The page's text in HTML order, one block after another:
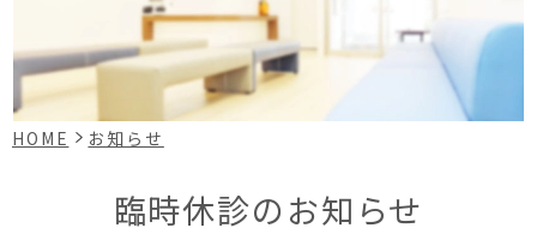
HOME お知らせ
臨時休診のお知らせ